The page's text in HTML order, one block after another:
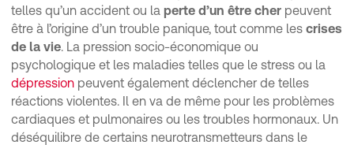
telles qu’un accident ou la perte d’un être cher peuvent
être à l’origine d’un trouble panique, tout comme les crises
de la vie. La pression socio-économique ou
psychologique et les maladies telles que le stress ou la
dépression peuvent également déclencher de telles
réactions violentes. Il en va de même pour les problèmes
cardiaques et pulmonaires ou les troubles hormonaux. Un
déséquilibre de certains neurotransmetteurs dans le